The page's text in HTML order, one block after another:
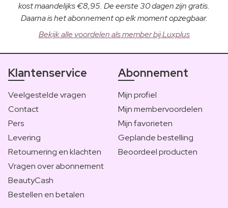
kost maandelijks €8,95. De eerste 30 dagen zijn gratis.
Daarna is het abonnement op elk moment opzegbaar.
Bekijk alle voordelen als member bij Luxplus
Klantenservice
Veelgestelde vragen
Contact
Pers
Levering
Retournering en klachten
Vragen over abonnement
BeautyCash
Bestellen en betalen
Abonnement
Mijn profiel
Mijn membervoordelen
Mijn favorieten
Geplande bestelling
Beoordeel producten